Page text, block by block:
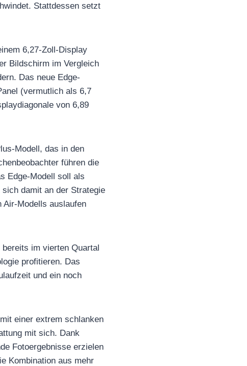
Stattdessen setzt
6,27-Zoll-Display
Bildschirm im Vergleich
Das neue Edge-
(vermutlich als 6,7
von 6,89
Modell, das in den
führen die
Edge-Modell soll als
damit an der Strategie
Air-Modells auslaufen
im vierten Quartal
profitieren. Das
und ein noch
einer extrem schlanken
mit sich. Dank
Fotoergebnisse erzielen
Kombination aus mehr